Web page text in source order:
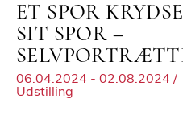
ET SPOR
SIT SPOR –
06.04.2024 - 02.08.2024 /
Udstilling